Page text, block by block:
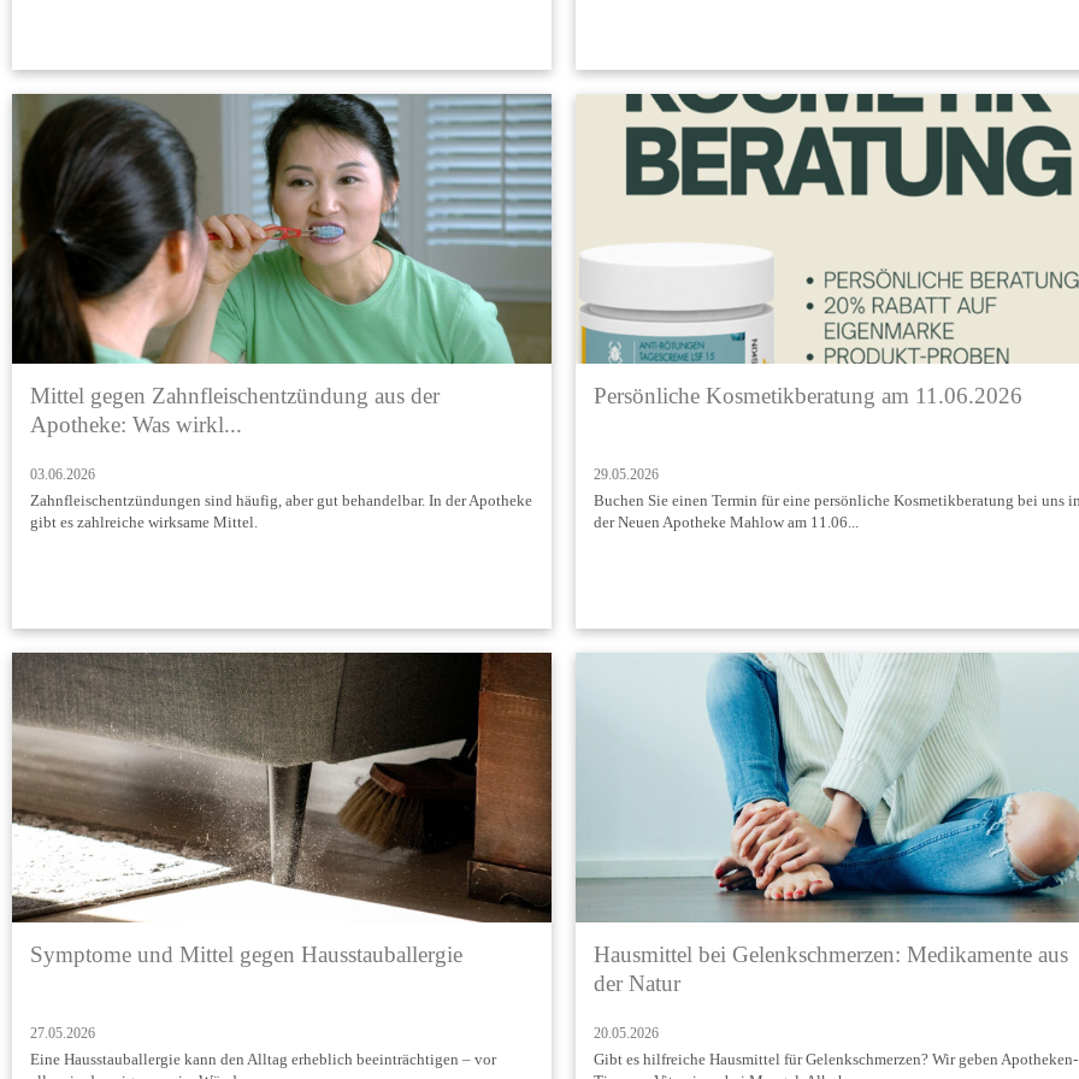
Mittel gegen Zahnfleischentzündung aus der
Apotheke: Was wirkl...
03.06.2026
Zahnfleischentzündungen sind häufig, aber gut behandelbar. In der Apotheke
gibt es zahlreiche wirksame Mittel.
Persönliche Kosmetikberatung am 11.06.2026
29.05.2026
Buchen Sie einen Termin für eine persönliche Kosmetikberatung bei uns
der Neuen Apotheke Mahlow am 11.06...
Symptome und Mittel gegen Hausstauballergie
27.05.2026
Eine Hausstauballergie kann den Alltag erheblich beeinträchtigen – vor
Hausmittel bei Gelenkschmerzen: Medikamente aus
der Natur
20.05.2026
Gibt es hilfreiche Hausmittel für Gelenkschmerzen? Wir geben Apotheken-